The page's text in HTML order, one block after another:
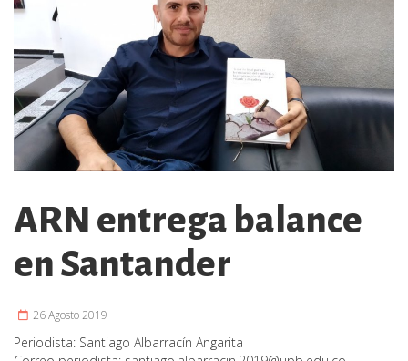
ARN entrega balance
en Santander
26 Agosto 2019
Periodista: Santiago Albarracín Angarita